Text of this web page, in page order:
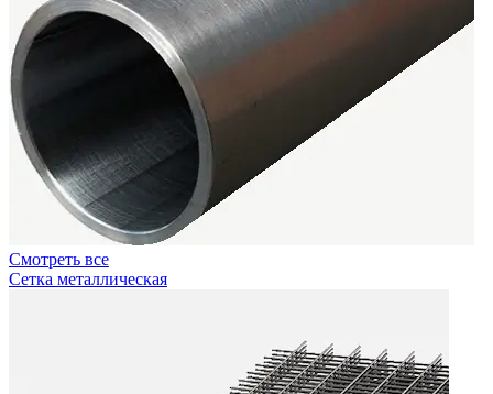
Смотреть все
Сетка металлическая